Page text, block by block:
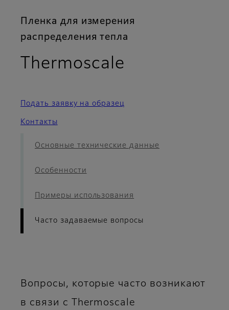
Пленка для измерения
распределения тепла
Thermoscale
Подать заявку на образец
Контакты
Основные технические данные
Особенности
Примеры использования
Часто задаваемые вопросы
Вопросы, которые часто возникают
в связи с Thermoscale